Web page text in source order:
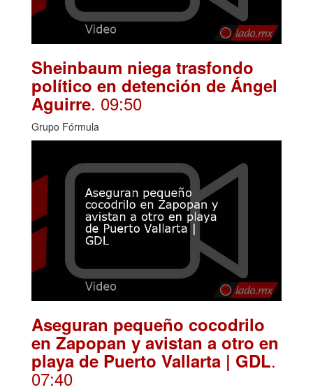
Sheinbaum niega trasfondo
político en detención de Ángel
Aguirre. 09:50
Grupo Fórmula
Aseguran pequeño cocodrilo
en Zapopan y avistan a otro en
playa de Puerto Vallarta | GDL.
07:40